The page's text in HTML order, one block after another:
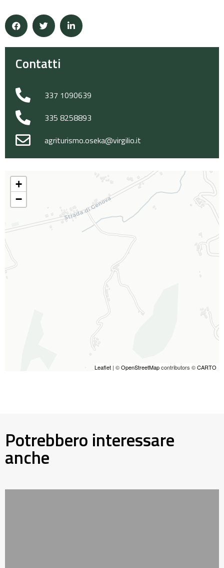
Contatti
337 1090639
335 8258893
agriturismo.oseka@virgilio.it
+
−
Leaflet | ©OpenStreetMapcontributors ©CARTO
Potrebbero interessare
anche